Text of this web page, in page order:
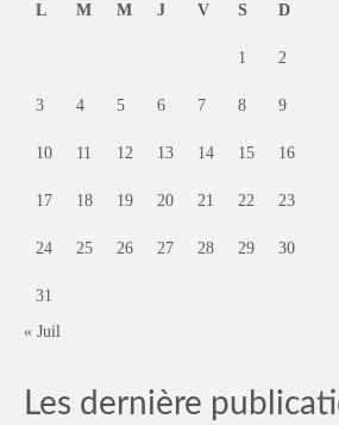
L
M M J V S D
1 2
3 4 5 6 7 8 9
10 11 12 13 14 15 16
17 18 19 20 21 22 23
24 25 26 27 28 29 30
31
« Juil
Les dernière